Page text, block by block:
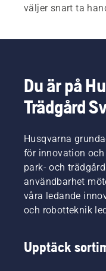
väljer snart ta
Du är på
Trädgård
Husqvarna
för innovation
park- och
användbarhet
våra ledande
och robotteknik
Upptäck